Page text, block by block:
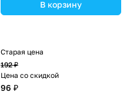
В корзину
Старая цена
192 ₽
Цена со скидкой
96 ₽